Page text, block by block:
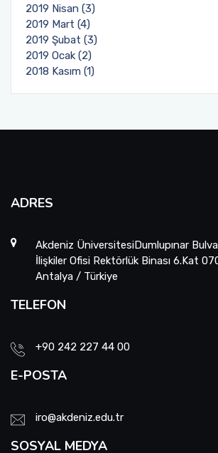
2019 Nisan (3)
2019 Mart (4)
2019 Şubat (3)
2019 Ocak (2)
2018 Kasım (1)
ADRES
Akdeniz ÜniversitesiDumlupınar
İlişkiler Ofisi Rektörlük Binası 6.Kat
Antalya / Türkiye
TELEFON
+90 242 227 44 00
E-POSTA
iro@akdeniz.edu.tr
SOSYAL MEDYA